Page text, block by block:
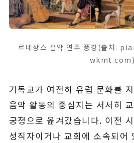
르네상스 음악 연주 풍경(출처:
wkmt.com)
기독교가 여전히 유럽 문화를
음악 활동의 중심지는 서서히
궁정으로 옮겨갔습니다. 이전
성직자이거나 교회에 소속되어